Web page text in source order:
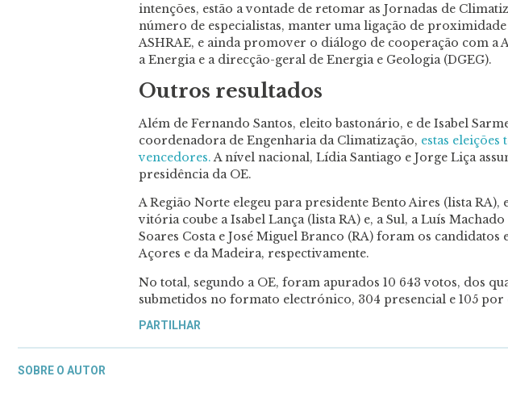
intenções, estão a vontade de retomar as Jornadas de
número de especialistas, manter uma ligação de proximidade
ASHRAE, e ainda promover o diálogo de cooperação com a
a Energia e a direcção-geral de Energia e Geologia (DGEG).
Outros resultados
Além de Fernando Santos, eleito bastonário, e de Isabel
coordenadora de Engenharia da Climatização, estas eleições
vencedores.A nível nacional, Lídia Santiago e Jorge Liça
presidência da OE.
A Região Norte elegeu para presidente Bento Aires (lista RA),
vitória coube a Isabel Lança (lista RA) e, a Sul, a Luís Machado
Soares Costa e José Miguel Branco (RA) foram os candidatos
Açores e da Madeira, respectivamente.
No total, segundo a OE, foram apurados 10 643 votos, dos
submetidos no formato electrónico, 304 presencial e 105
PARTILHAR
SOBRE O AUTOR